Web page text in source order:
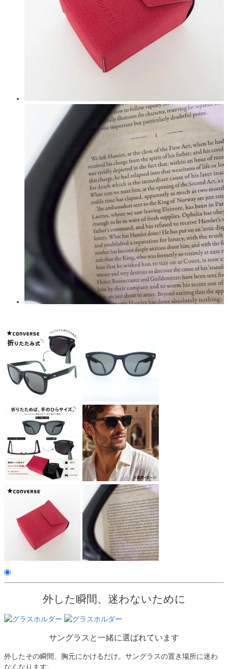
外した瞬間、迷わないために
サングラスと一緒に選ばれています
外したその瞬間、胸元にかけるだけ。サングラスの置き場所に迷わ
なくなります。